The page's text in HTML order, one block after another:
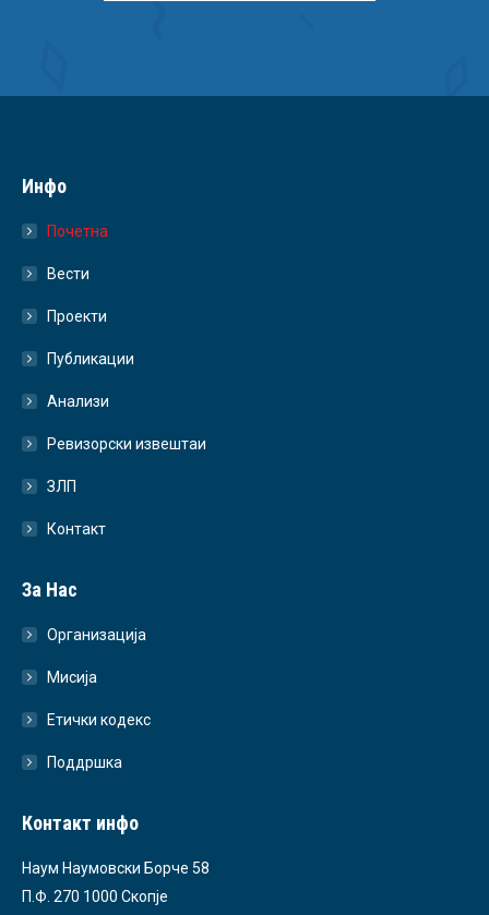
Инфо
Почетна
Вести
Проекти
Публикации
Анализи
Ревизорски извештаи
ЗЛП
Контакт
За Нас
Организација
Мисија
Етички кодекс
Поддршка
Контакт инфо
Наум Наумовски Борче 58
П.Ф. 270 1000 Скопје